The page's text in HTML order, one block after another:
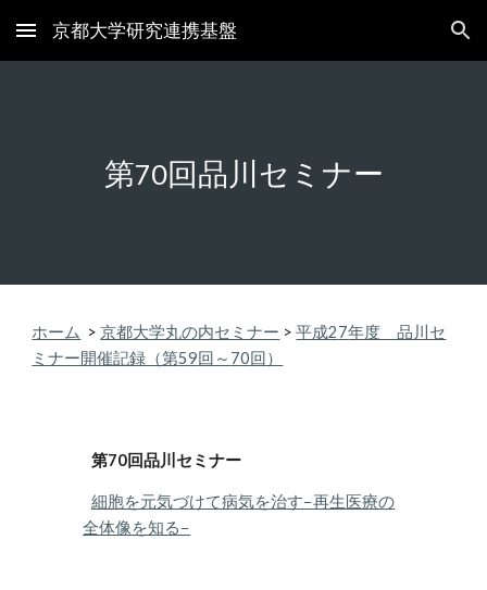
Skip to main content Skip to navigation
京都大学研究連携基盤
第70回品川セミナー
ホーム >京都大学丸の内セミナー >平成27年度 品川セ
ミナー開催記録（第59回～ 70回）
第70回品川セミナー
細胞を元気づけて病気を治す −再生医療の
全体像を知る−